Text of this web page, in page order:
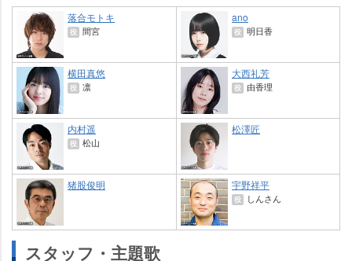
落合モトキ
役 間宮
ano
役 明日香
横田真悠
役 凛
大西礼芳
役 由香理
内村遥
役 松山
松澤匠
猪股俊明 宇野祥平
役 しんさん
スタッフ・主題歌